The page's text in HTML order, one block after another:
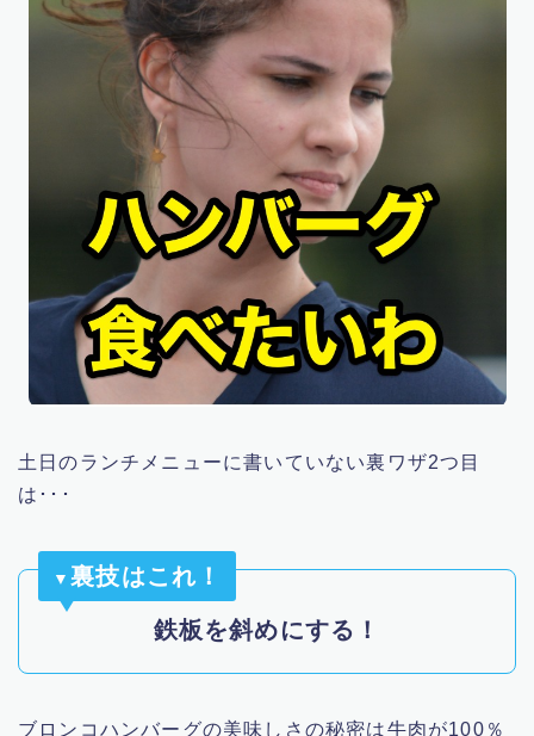
土日のランチメニューに書いていない裏ワザ2つ目
は･･･
▼裏技はこれ！
鉄板を斜めにする！
ブロンコハンバーグの美味しさの秘密は牛肉が100％